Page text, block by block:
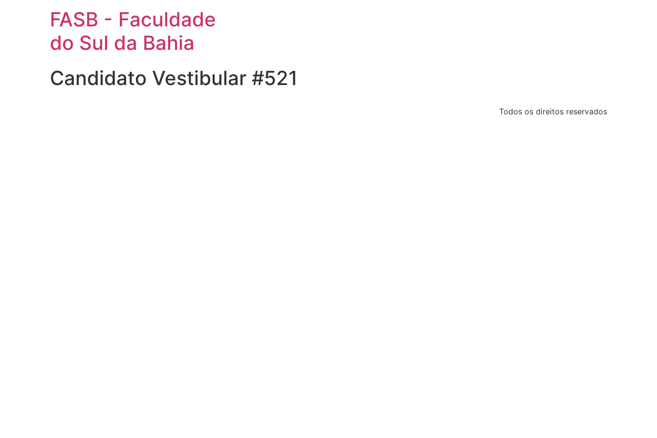
FASB - Faculdade
do Sul da Bahia
Candidato Vestibular #521
Todos os direitos reservados